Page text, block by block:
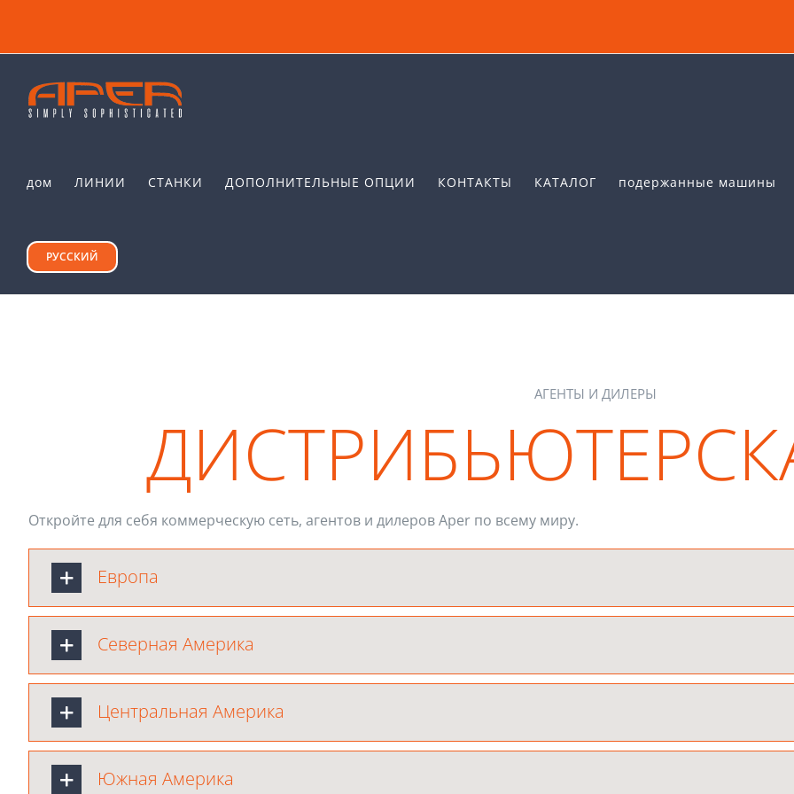
content
дом ЛИНИИ СТАНКИ ДОПОЛНИТЕЛЬНЫЕ ОПЦИИ КОНТАКТЫ КАТАЛОГ подержанные машины
РУССКИЙ
АГЕНТЫ И ДИЛЕРЫ
Откройте для себя коммерческую сеть, агентов и дилеров Aper по всему миру.
Европа
Северная Америка
Центральная Америка
Южная Америка